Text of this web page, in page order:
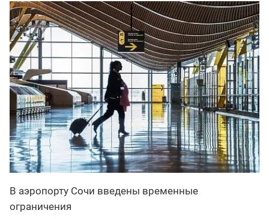
В аэропорту Сочи введены временные
ограничения